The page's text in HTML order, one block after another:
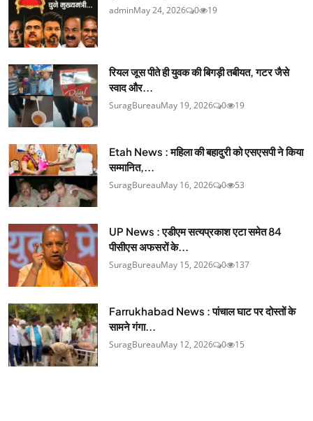
adminMay 24, 2026 0 19
रियल जूस पीते ही युवक की बिगड़ी तबीयत, गटर जैसे
स्वाद और...
SuragBureauMay 19, 2026 0 19
Etah News : महिला की बहादुरी को एसएसपी ने किया
सम्मानित,...
SuragBureauMay 16, 2026 0 53
UP News : एडीएम सत्यप्रकाश एटा समेत 84
पीसीएस अफसरों के...
SuragBureauMay 15, 2026 0 137
Farrukhabad News : पांचाल घाट पर दोस्तों के
सामने गंगा...
SuragBureauMay 12, 2026 0 15